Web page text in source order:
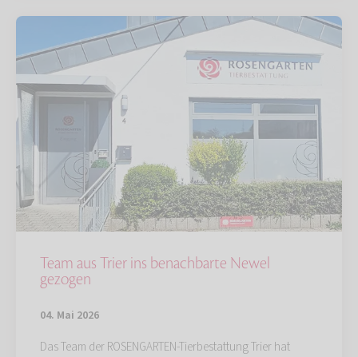
Team aus Trier ins benachbarte Newel
gezogen
04. Mai 2026
Das Team der ROSENGARTEN-Tierbestattung Trier hat